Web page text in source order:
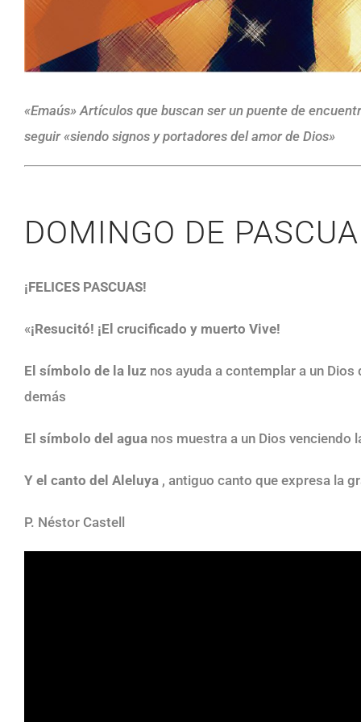
«Emaús» Artículos que buscan ser un puente de
seguir «siendo signos y portadores del amor de Dios»
DOMINGO DE PASCUA
¡FELICES PASCUAS!
«¡Resucitó! ¡El crucificado y muerto Vive!
El símbolo de la luz nos ayuda a contemplar a un
demás
El símbolo del agua nos muestra a un Dios venciendo
Y el canto del Aleluya , antiguo canto que expresa la
P. Néstor Castell